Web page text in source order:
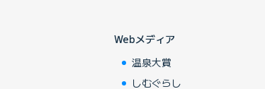
Webメディア
温泉大賞
しむぐらし